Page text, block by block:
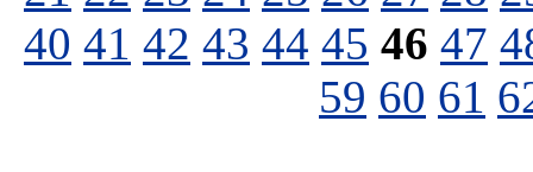
40 41 42 43 44 45 46 47
59 60 61